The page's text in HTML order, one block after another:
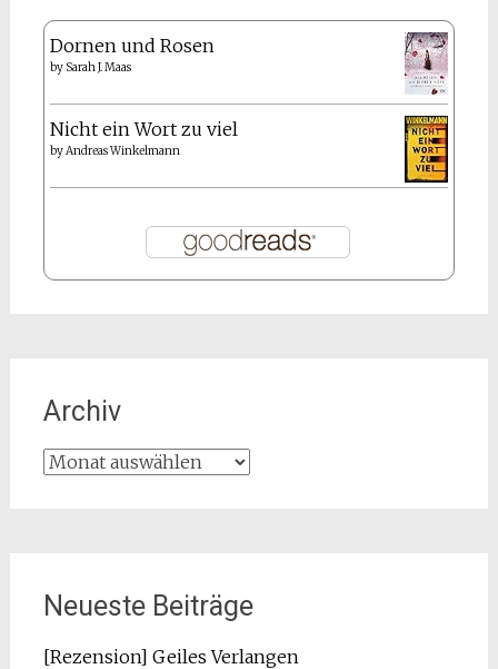
Dornen und Rosen
by Sarah J. Maas
Nicht ein Wort zu viel
byAndreas Winkelmann
Archiv
Archiv
Neueste Beiträge
[Rezension] Geiles Verlangen